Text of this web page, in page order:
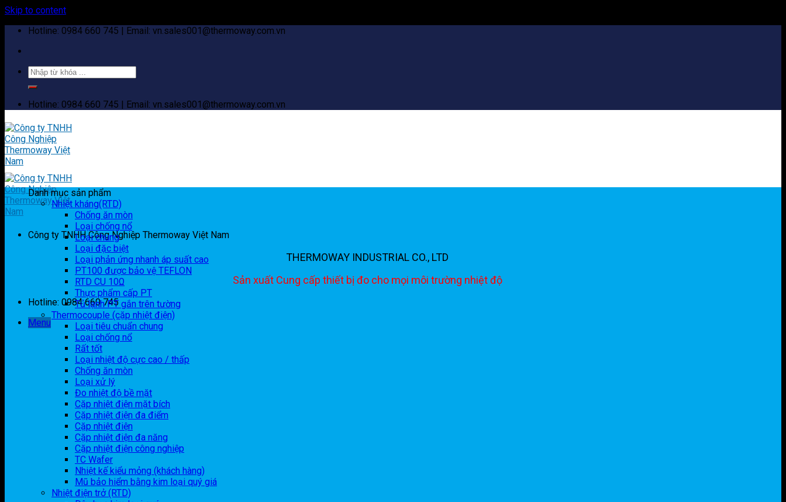
Skip to content
Hotline: 0984 660 745 | Email: vn.sales001@thermoway.com.vn
Hotline: 0984 660 745 | Email: vn.sales001@thermoway.com.vn
Công ty TNHH Công Nghiệp Thermoway Việt Nam
THERMOWAY INDUSTRIAL CO., LTD
Sản xuất Cung cấp thiết bị đo cho mọi môi trường nhiệt độ
Hotline: 0984 660 745
Menu
Danh mục sản phẩm
Nhiệt kháng(RTD)
Chống ăn mòn
Loại chống nổ
Loại chung
Loại đặc biệt
Loại phản ứng nhanh áp suất cao
PT100 được bảo vệ TEFLON
RTD CU 10Ω
Thực phẩm cấp PT
Tủ lạnh PT gắn trên tường
Thermocouple (cặp nhiệt điện)
Loại tiêu chuẩn chung
Loại chống nổ
Rất tốt
Loại nhiệt độ cực cao / thấp
Chống ăn mòn
Loại xử lý
Đo nhiệt độ bề mặt
Cặp nhiệt điện mặt bích
Cặp nhiệt điện đa điểm
Cặp nhiệt điện
Cặp nhiệt điện đa năng
Cặp nhiệt điện công nghiệp
TC Wafer
Nhiệt kế kiểu mỏng (khách hàng)
Mũ bảo hiểm bằng kim loại quý giá
Nhiệt điện trở (RTD)